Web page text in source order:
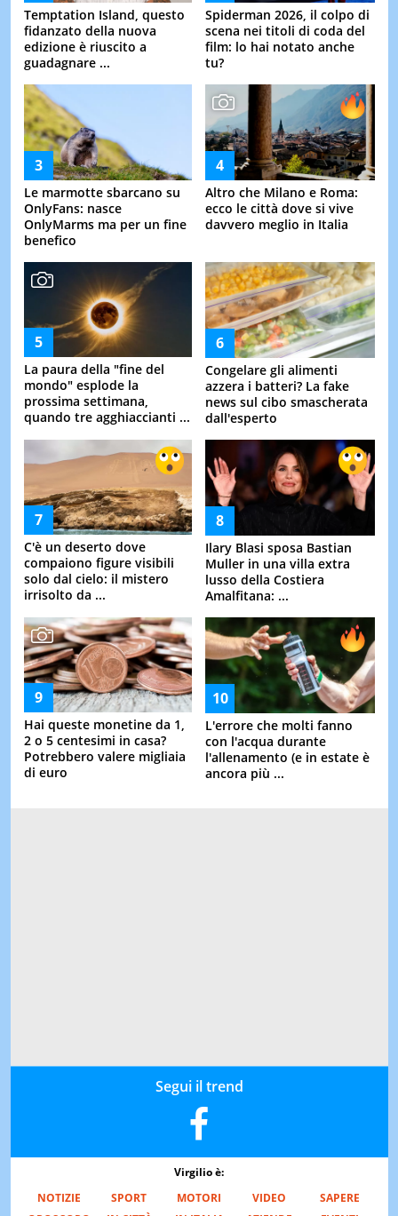
Temptation Island, questo
fidanzato della nuova
edizione è riuscito a
guadagnare ...
Spiderman 2026, il colpo di
scena nei titoli di coda del
film: lo hai notato anche
tu?
Le marmotte sbarcano su
OnlyFans: nasce
OnlyMarms ma per un fine
benefico
Altro che Milano e Roma:
ecco le città dove si vive
davvero meglio in Italia
La paura della "fine del
mondo" esplode la
prossima settimana,
quando tre agghiaccianti ...
Congelare gli alimenti
azzera i batteri? La fake
news sul cibo smascherata
dall'esperto
C'è un deserto dove
compaiono figure visibili
solo dal cielo: il mistero
irrisolto da ...
Ilary Blasi sposa Bastian
Muller in una villa extra
lusso della Costiera
Amalfitana: ...
Hai queste monetine da 1,
2 o 5 centesimi in casa?
Potrebbero valere migliaia
di euro
L'errore che molti fanno
con l'acqua durante
l'allenamento (e in estate è
ancora più ...
Segui il trend
Virgilio è:
NOTIZIE
SPORT MOTORI VIDEO
SAPERE